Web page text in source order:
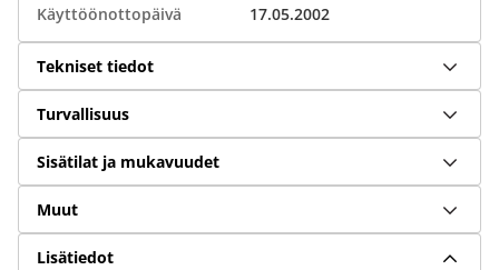
Käyttöönottopäivä
17.05.2002
Tekniset tiedot
Turvallisuus
Sisätilat ja mukavuudet
Muut
Lisätiedot